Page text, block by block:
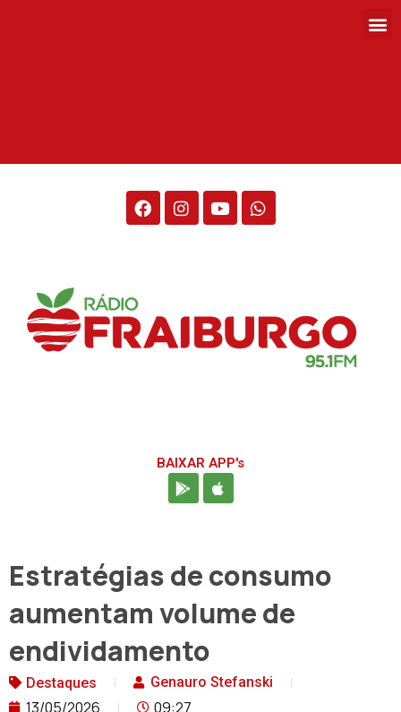
BAIXAR APP's
Estratégias de consumo
aumentam volume de
endividamento
Destaques Genauro Stefanski
13/05/2026 09:27